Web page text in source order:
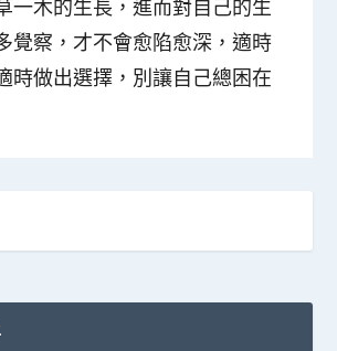
一木的生長，進而對自己的生
覺察，才不會愈陷愈深，適時
時做出選擇，別讓自己總困在